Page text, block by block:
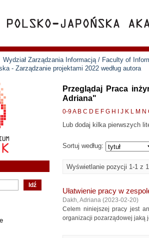
Wydział Zarządzania Informacją / Faculty of
- Zarządzanie projektami 2022 według autora
Przeglądaj Praca
Adriana"
0-9A B C D E F G H J K L M N
Lub dodaj kilka pierwszych
Sortuj według:
Wyświetlanie pozycji 1-1 z 1
Ułatwienie pracy w
Dakh, Adriana (2023-02-20)
Celem niniejszej pracy jest
organizacji pozarządowej jaką